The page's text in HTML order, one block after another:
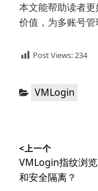
本文能帮助读者
价值，为多账号管
Post Views:234
分 VMLogin
章
导
<上一个
上
篇
VMLogin指纹浏
和安全隔离？